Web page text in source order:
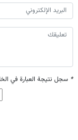
* سجل نتيجة العبارة في